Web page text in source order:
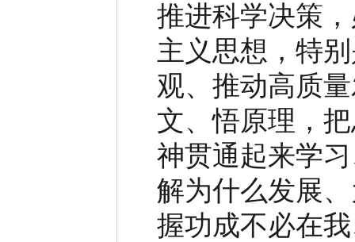
推进科学决策
主义思想，特
观、推动高质
文、悟原理，
神贯通起来学
解为什么发展
握功成不必在